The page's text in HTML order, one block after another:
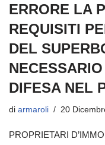
ERRORE LA
REQUISITI
DEL
DIFESA NEL
di armaroli 20
PROPRIETARI